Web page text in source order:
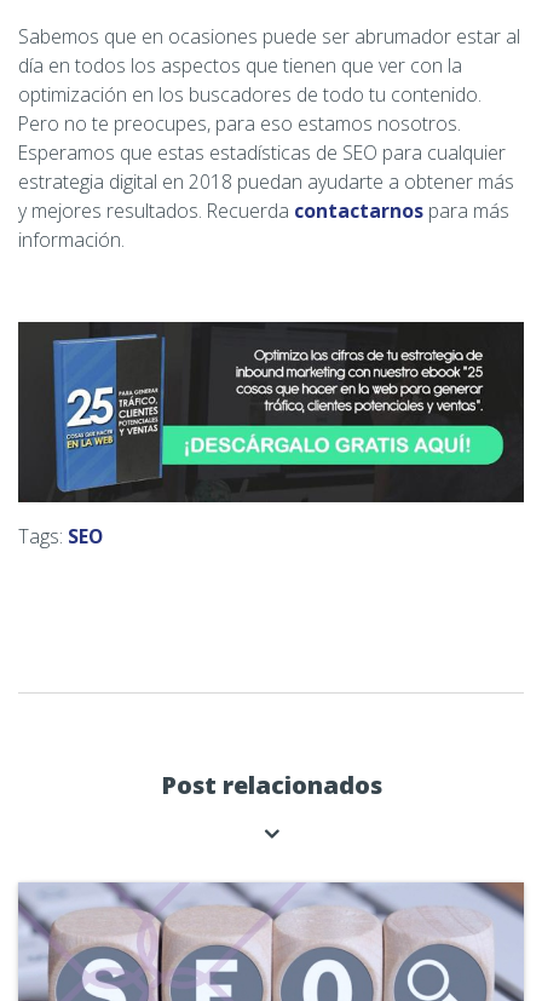
Sabemos que en ocasiones puede ser abrumador estar al
día en todos los aspectos que tienen que ver con la
optimización en los buscadores de todo tu contenido.
Pero no te preocupes, para eso estamos nosotros.
Esperamos que estas estadísticas de SEO para cualquier
estrategia digital en 2018 puedan ayudarte a obtener más
y mejores resultados. Recuerda contactarnos para más
información.
Tags: SEO
Post relacionados